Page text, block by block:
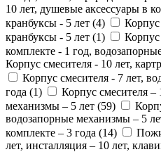
10 лет, душевые аксессуары в
кранбуксы - 5 лет (4)
кранбуксы - 5 лет (1)
Корпус
комплекте - 1 год,
Корпус смесителя - 10 лет,
Корпус смесителя - 7 лет,
года (1)
Корпус смесителя –
механизмы – 5 лет (59)
водозапорные механизмы – 5
комплекте – 3 года (14)
лет, инсталляция – 10 лет,